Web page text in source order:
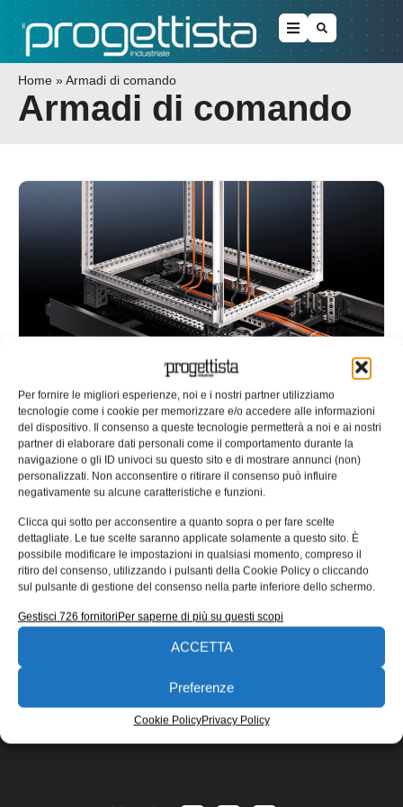
Per fornire le migliori esperienze, noi e i nostri partner utilizziamo
tecnologie come i cookie per memorizzare e/o accedere alle informazioni
del dispositivo. Il consenso a queste tecnologie permetterà a noi e ai nostri
partner di elaborare dati personali come il comportamento durante la
navigazione o gli ID univoci su questo sito e di mostrare annunci (non)
personalizzati. Non acconsentire o ritirare il consenso può influire
negativamente su alcune caratteristiche e funzioni.
Clicca qui sotto per acconsentire a quanto sopra o per fare scelte
dettagliate. Le tue scelte saranno applicate solamente a questo sito. È
possibile modificare le impostazioni in qualsiasi momento, compreso il
ritiro del consenso, utilizzando i pulsanti della Cookie Policy o cliccando
sul pulsante di gestione del consenso nella parte inferiore dello schermo.
Gestisci 726 fornitoriPer saperne di più su questi scopi
ACCETTA
Preferenze
Cookie PolicyPrivacy Policy
Home » Armadi di comando
Armadi di comando
Nuovo sistema zoccolo per armadi
di comando Rittal
Il nuovo sistema zoccolo VX di Rittal è progettato per il
nuovo armadio VX25 ma è pienamente compatibile con i
Redazione 04/10/2018
EDICOLA WEB